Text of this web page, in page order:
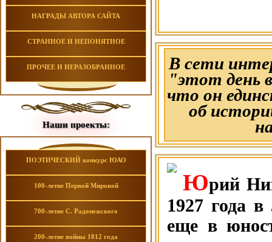
НАГРАДЫ АВТОРА САЙТА
СТРАННОЕ И НЕПОНЯТНОЕ
ПРОЧЕЕ И НЕРАЗОБРАННОЕ
Наши проекты:
ПОЭТИЧЕСКИЙ конкурс ЮАО
100-летие Первой Мировой
700-летие С. Радонежского
200-летие войны 1812 года
В сети
"этот день
что он
об
Юрий
1927 года
еще в